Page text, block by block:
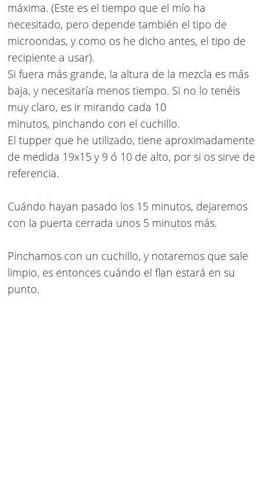
máxima. (Este es el tiempo que el mío ha
necesitado, pero depende también el tipo de
microondas, y como os he dicho antes, el tipo de
recipiente a usar).
Si fuera más grande, la altura de la mezcla es más
baja, y necesitaría menos tiempo. Si no lo tenéis
muy claro, es ir mirando cada 10
minutos, pinchando con el cuchillo.
El tupper que he utilizado, tiene aproximadamente
de medida 19x15 y 9 ó 10 de alto, por si os sirve de
referencia.
Cuándo hayan pasado los 15 minutos, dejaremos
con la puerta cerrada unos 5 minutos más.
Pinchamos con un cuchillo, y notaremos que sale
limpio, es entonces cuándo el flan estará en su
punto.